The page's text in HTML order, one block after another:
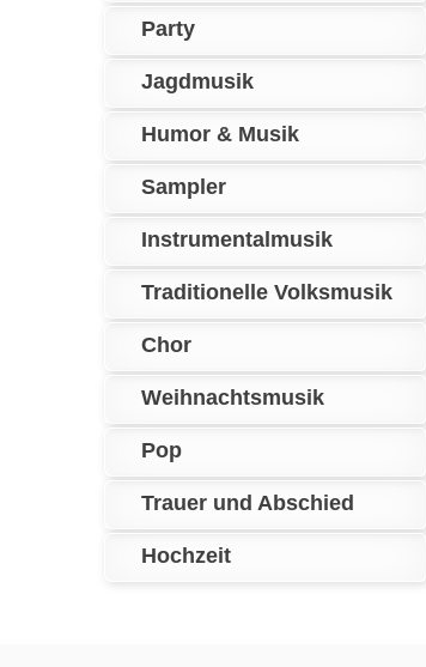
Party
Jagdmusik
Humor & Musik
Sampler
Instrumentalmusik
Traditionelle Volksmusik
Chor
Weihnachtsmusik
Pop
Trauer und Abschied
Hochzeit